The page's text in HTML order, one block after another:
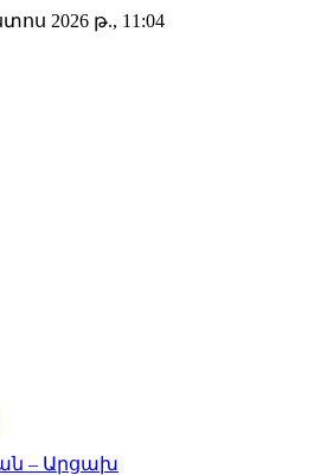
2026 թ., 11:04
– Արցախ